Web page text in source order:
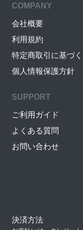
COMPANY
会社概要
利用規約
特定商取引に基づ
個人情報保護方針
SUPPORT
ご利用ガイド
よくある質問
お問い合わせ
決済方法